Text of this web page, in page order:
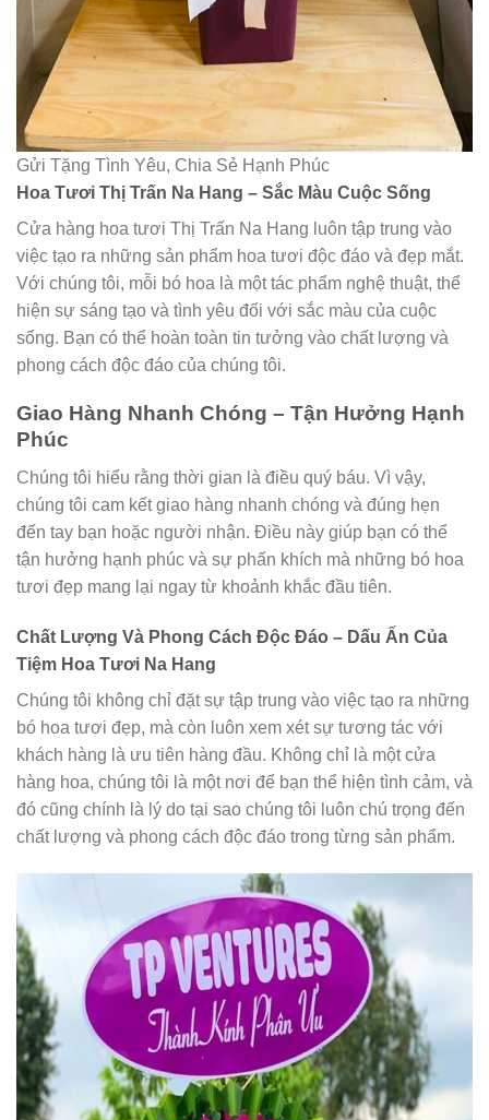
Gửi Tặng Tình Yêu, Chia Sẻ Hạnh Phúc
Hoa Tươi Thị Trấn Na Hang – Sắc Màu Cuộc Sống
Cửa hàng hoa tươi Thị Trấn Na Hang luôn tập trung vào
việc tạo ra những sản phẩm hoa tươi độc đáo và đẹp mắt.
Với chúng tôi, mỗi bó hoa là một tác phẩm nghệ thuật, thể
hiện sự sáng tạo và tình yêu đối với sắc màu của cuộc
sống. Bạn có thể hoàn toàn tin tưởng vào chất lượng và
phong cách độc đáo của chúng tôi.
Giao Hàng Nhanh Chóng – Tận Hưởng Hạnh
Phúc
Chúng tôi hiểu rằng thời gian là điều quý báu. Vì vậy,
chúng tôi cam kết giao hàng nhanh chóng và đúng hẹn
đến tay bạn hoặc người nhận. Điều này giúp bạn có thể
tận hưởng hạnh phúc và sự phấn khích mà những bó hoa
tươi đẹp mang lại ngay từ khoảnh khắc đầu tiên.
Chất Lượng Và Phong Cách Độc Đáo – Dấu Ấn Của
Tiệm Hoa Tươi Na Hang
Chúng tôi không chỉ đặt sự tập trung vào việc tạo ra những
bó hoa tươi đẹp, mà còn luôn xem xét sự tương tác với
khách hàng là ưu tiên hàng đầu. Không chỉ là một cửa
hàng hoa, chúng tôi là một nơi để bạn thể hiện tình cảm, và
đó cũng chính là lý do tại sao chúng tôi luôn chú trọng đến
chất lượng và phong cách độc đáo trong từng sản phẩm.